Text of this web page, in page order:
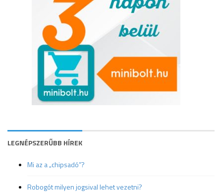
LEGNÉPSZERŰBB HÍREK
Mi az a „chipsadó”?
Robogót milyen jogsival lehet vezetni?